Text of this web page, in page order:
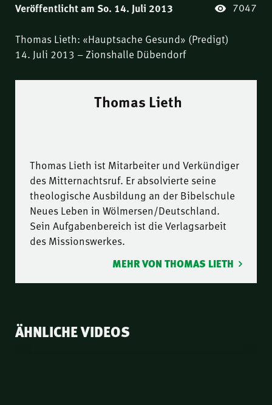
Veröffentlicht am So. 14. Juli 2013 7047
Thomas Lieth: «Hauptsache Gesund» (Predigt)
14. Juli 2013 – Zionshalle Dübendorf
Thomas Lieth
Thomas Lieth ist Mitarbeiter und Verkündiger
des Mitternachtsruf. Er absolvierte seine
theologische Ausbildung an der Bibelschule
Neues Leben in Wölmersen/Deutschland.
Sein Aufgabenbereich ist die Verlagsarbeit
des Missionswerkes.
MEHR VON THOMAS LIETH
ÄHNLICHE VIDEOS